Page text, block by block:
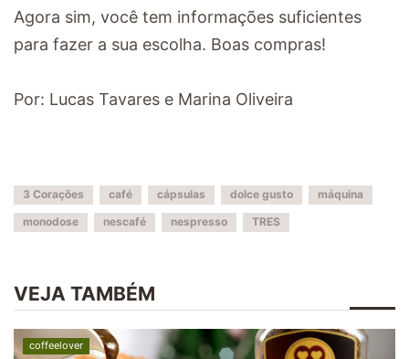
Agora sim, você tem informações suficientes
para fazer a sua escolha. Boas compras!
Por: Lucas Tavares e Marina Oliveira
3 Corações café cápsulas dolce gusto
máquina
monodose
nescafé nespresso TRES
VEJA TAMBÉM
coffeelover